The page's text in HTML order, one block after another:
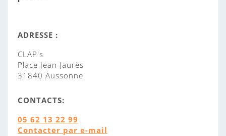
ADRESSE :
CLAP's
Place Jean Jaurès
31840 Aussonne
CONTACTS:
05 62 13 22 99
Contacter par e-mail